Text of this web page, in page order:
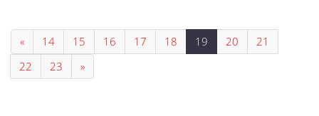
« 14 15 16 17 18 19 20
21
22
23 »